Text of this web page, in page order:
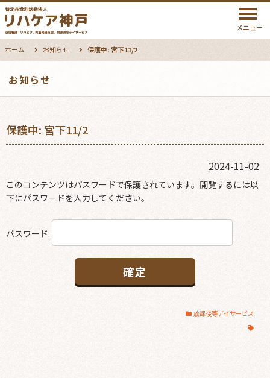
メニュー
ホーム お知らせ 保護中: 宮下11/2
お知らせ
保護中: 宮下11/2
2024-11-02
このコンテンツはパスワードで保護されています。閲覧するには以
下にパスワードを入力してください。
パスワード:
放課後等デイサービス